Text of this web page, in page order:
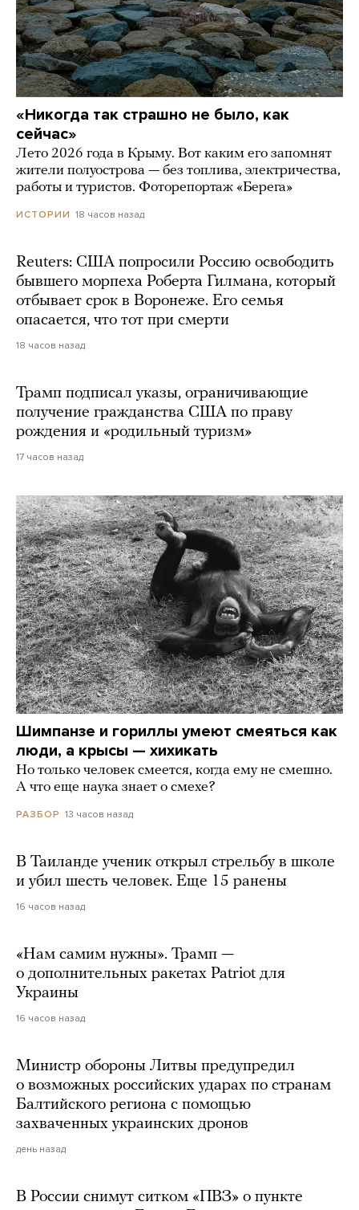
«Никогда так страшно не было, как
сейчас»
Лето 2026 года в Крыму. Вот каким его запомнят
жители полуострова — без топлива, электричества,
работы и туристов. Фоторепортаж «Берега»
ИСТОРИИ 18 часов назад
Reuters: США попросили Россию освободить
бывшего морпеха Роберта Гилмана, который
отбывает срок в Воронеже. Его семья
опасается, что тот при смерти
18 часов назад
Трамп подписал указы, ограничивающие
получение гражданства США по праву
рождения и «родильный туризм»
17 часов назад
Шимпанзе и гориллы умеют смеяться как
люди, а крысы — хихикать
Но только человек смеется, когда ему не смешно.
А что еще наука знает о смехе?
РАЗБОР 13 часов назад
В Таиланде ученик открыл стрельбу в школе
и убил шесть человек. Еще 15 ранены
16 часов назад
«Нам самим нужны». Трамп —
о дополнительных ракетах Patriot для
Украины
16 часов назад
Министр обороны Литвы предупредил
о возможных российских ударах по странам
Балтийского региона с помощью
захваченных украинских дронов
день назад
В России снимут ситком «ПВЗ» о пункте